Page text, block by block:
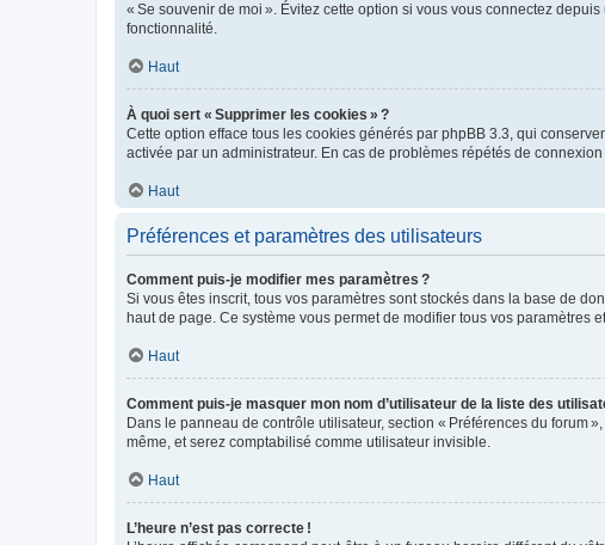
« Se souvenir de moi ». Évitez cette option si vous vous connectez
fonctionnalité.
Haut
À quoi sert « Supprimer les cookies » ?
Cette option efface tous les cookies générés par phpBB 3.3, qui
activée par un administrateur. En cas de problèmes répétés de
Haut
Préférences et paramètres des utilisateurs
Comment puis-je modifier mes paramètres ?
Si vous êtes inscrit, tous vos paramètres sont stockés dans la base de
haut de page. Ce système vous permet de modifier tous vos paramètres
Haut
Comment puis-je masquer mon nom d’utilisateur de la liste des
Dans le panneau de contrôle utilisateur, section « Préférences du forum
même, et serez comptabilisé comme utilisateur invisible.
Haut
L’heure n’est pas correcte !